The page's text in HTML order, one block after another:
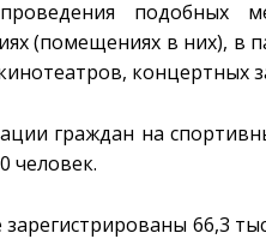
подобных
(помещениях в них), в
концертных
граждан на
человек.
66,3